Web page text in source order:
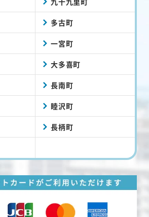
多古町
一宮町
大多喜町
長南町
睦沢町
長柄町